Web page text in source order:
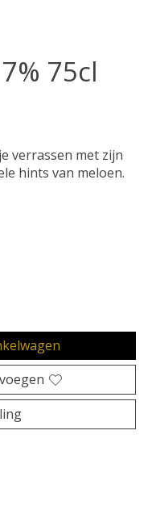
75cl
verrassen met zijn
hints van meloen.